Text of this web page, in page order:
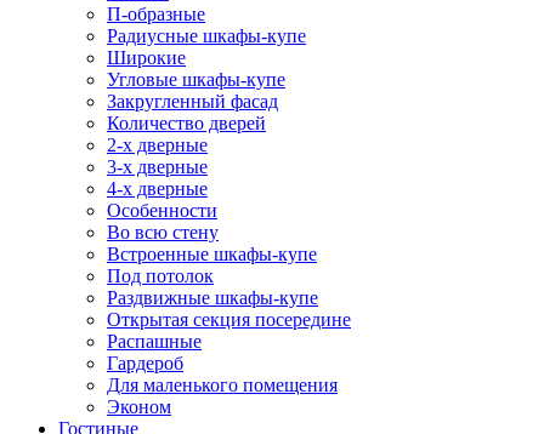
П-образные
Радиусные шкафы-купе
Широкие
Угловые шкафы-купе
Закругленный фасад
Количество дверей
2-х дверные
3-х дверные
4-х дверные
Особенности
Во всю стену
Встроенные шкафы-купе
Под потолок
Раздвижные шкафы-купе
Открытая секция посередине
Распашные
Гардероб
Для маленького помещения
Эконом
Гостиные